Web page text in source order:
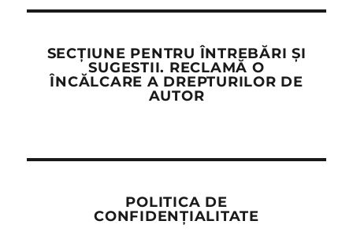
SECȚIUNE PENTRU ÎNTREBĂRI ȘI
SUGESTII. RECLAMĂ O
ÎNCĂLCARE A DREPTURILOR DE
AUTOR
POLITICA DE
CONFIDENȚIALITATE